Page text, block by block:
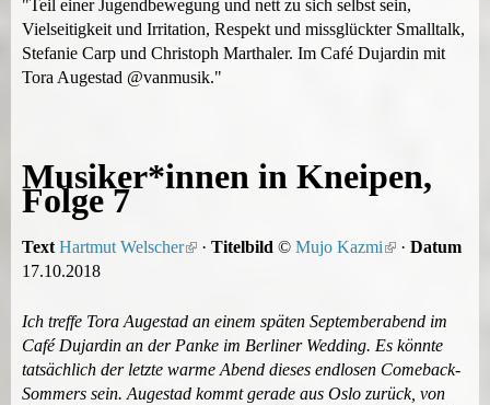
k
i
s
e
r
a
l
k
e
a
"Teil einer Jugendbewegung und nett zu sich selbst sein,
Vielseitigkeit und Irritation, Respekt und missglückter Smalltalk,
Stefanie Carp und Christoph Marthaler. Im Café Dujardin mit
Tora Augestad @vanmusik."
Musiker*innen in Kneipen,
Folge 7
Text Hartmut Welscher(
n
k
i
s
· Titelbild © Mujo Kazmi(
n
k
i
s
· Datum
17.10.2018
Ich treffe Tora Augestad an einem späten Septemberabend im
Café Dujardin an der Panke im Berliner Wedding. Es könnte
tatsächlich der letzte warme Abend dieses endlosen Comeback-
Sommers sein. Augestad kommt gerade aus Oslo zurück, von